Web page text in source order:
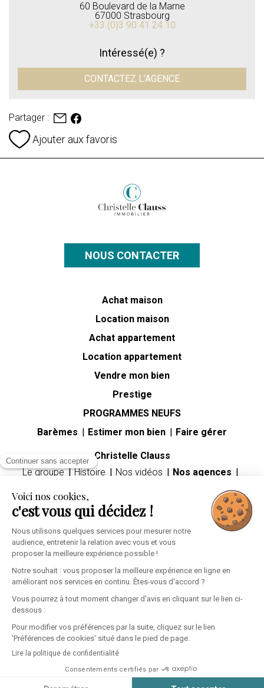
Continuer sans accepter
Voici nos cookies,
c'est vous qui décidez !
Nous utilisons quelques services pour mesurer notre
audience, entretenir la relation avec vous et vous
proposer la meilleure expérience possible !
Notre souhait : vous proposer la meilleure expérience en ligne en
améliorant nos services en continu. Êtes-vous d'accord ?
Vous pourrez à tout moment changer d'avis en cliquant sur le lien ci-
dessous :
Pour modifier vos préférences par la suite, cliquez sur le lien
'Préférences de cookies' situé dans le pied de page.
Lire la politique de confidentialité
Consentements certifiés par
60 Boulevard de la Marne
67000 Strasbourg
+33 (0)3 90 41 24 10
Intéressé(e) ?
CONTACTEZ L’AGENCE
Partager :
Ajouter aux favoris
NOUS CONTACTER
Achat maison
Location maison
Achat appartement
Location appartement
Vendre mon bien
Prestige
PROGRAMMES NEUFS
Barèmes
Estimer mon bien Faire gérer
Christelle Clauss
Le groupe
Histoire Nos vidéos
Nos agences
Premier achat immobilier
Mutation professionnelle
Divorce
Espace client